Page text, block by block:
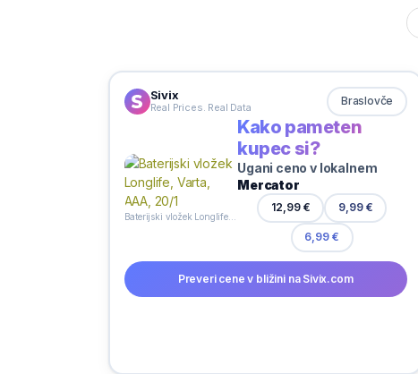
Sivix
Real Prices. Real Data Braslovče
Baterijski vložek Longlife, Varta, AAA, 20/1
Kako pameten
kupec si?
Ugani ceno v lokalnem
Mercator
12,99 € 9,99 €
6,99 €
Preveri cene v bližini na Sivix.com